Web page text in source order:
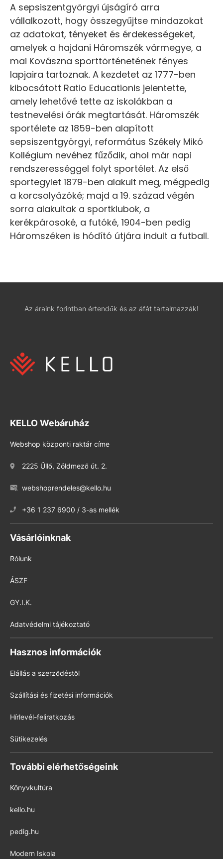
A sepsiszentgyörgyi újságíró arra
vállalkozott, hogy összegyűjtse mindazokat
az adatokat, tényeket és érdekességeket,
amelyek a hajdani Háromszék vármegye, a
mai Kovászna sporttörténetének fényes
lapjaira tartoznak. A kezdetet az 1777-ben
kibocsátott Ratio Educationis jelentette,
amely lehetővé tette az iskolákban a
testnevelési órák megtartását. Háromszék
sportélete az 1859-ben alapított
sepsiszentgyörgyi, református Székely Mikó
Kollégium nevéhez fűződik, ahol már napi
rendszerességgel folyt sportélet. Az első
sportegylet 1879-ben alakult meg, mégpedig
a korcsolyázóké; majd a 19. század végén
sorra alakultak a sportklubok, a
kerékpárosoké, a futóké, 1904-ben pedig
Háromszéken is hódító útjára indult a futball.
Az áraink forintban értendők és az áfát tartalmazzák!
KELLO Webáruház
Webshop központi raktár címe
2225 Üllő, Zöldmező út. 2.
webshoprendeles@kello.hu
+36 1 237 6900 / 3-as mellék
Vásárlóinknak
Rólunk
ÁSZF
GY.I.K.
Adatvédelmi tájékoztató
Hasznos információk
Elállás a szerződéstől
Szállítási és fizetési információk
Hírlevél-feliratkozás
Sütikezelés
További elérhetőségeink
Könyvkultúra
kello.hu
pedig.hu
Modern Iskola